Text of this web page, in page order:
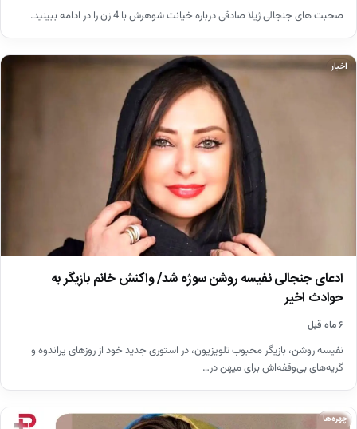
صحبت های جنجالی ژیلا صادقی درباره خیانت شوهرش با 4 زن را در ادامه ببینید.
اخبار
ادعای جنجالی نفیسه روشن سوژه شد/ واکنش خانم بازیگر به
حوادث اخیر
۶ ماه قبل
نفیسه روشن، بازیگر محبوب تلویزیون، در استوری جدید خود از روزهای پراندوه و
گریه‌های بی‌وقفه‌اش برای میهن در…
چهره‌ها